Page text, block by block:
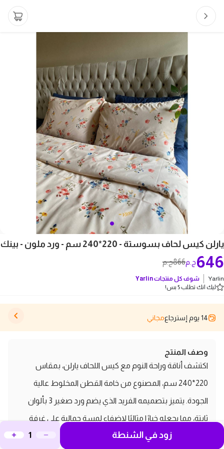
يارلن كيس لحاف بسوستة - 220*240 سم - ورد ملون - بينك
866ج.م 646ج.م
Yarlin شوف كل منتجاتYarlin
ليك انك تطلب 5 بس!
14 يوم إسترجاع مجاني
وصف المنتج
اكتشف أناقة وراحة النوم مع كيس اللحاف يارلن، بمقاس
220*240 سم، المصنوع من خامة القطن المخلوط عالية
الجودة. يتميز بتصميمه الفريد الذي يضم ورد صغير 3 بألوان
ثابتة، مما يجعله خيارًا مثاليًا لإضفاء لمسة جمالية على غرفة
نومك. هذا الكيس ليس فقط مريحًا، بل أيضًا سهل
زود في الشنطة